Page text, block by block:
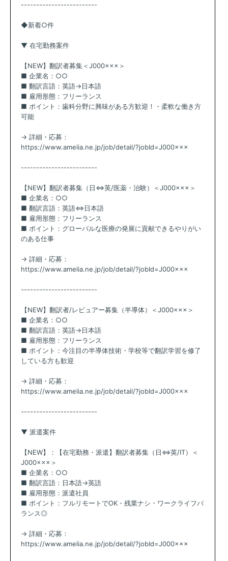
-------------------------
◆新着○件
▼ 在宅勤務案件
【NEW】翻訳者募集＜J000×××＞
■ 企業名：○○
■ 翻訳言語：英語→日本語
■ 雇用形態：フリーランス
■ ポイント：歯科分野に興味がある方歓迎！・柔軟な働き方
可能
→ 詳細・応募：
https://www.amelia.ne.jp/job/detail/?jobId=J000×××
-------------------------
【NEW】翻訳者募集（日⇔英/医薬・治験）＜J000×××＞
■ 企業名：○○
■ 翻訳言語：英語⇔日本語
■ 雇用形態：フリーランス
■ ポイント：グローバルな医療の発展に貢献できるやりがい
のある仕事
→ 詳細・応募：
https://www.amelia.ne.jp/job/detail/?jobId=J000×××
-------------------------
【NEW】翻訳者/レビュアー募集（半導体）＜J000×××＞
■ 企業名：○○
■ 翻訳言語：英語→日本語
■ 雇用形態：フリーランス
■ ポイント：今注目の半導体技術・学校等で翻訳学習を修了
している方も歓迎
→ 詳細・応募：
https://www.amelia.ne.jp/job/detail/?jobId=J000×××
-------------------------
▼ 派遣案件
【NEW】：【在宅勤務・派遣】翻訳者募集（日⇔英/IT）＜
J000×××＞
■ 企業名：○○
■ 翻訳言語：日本語→英語
■ 雇用形態：派遣社員
■ ポイント：フルリモートでOK・残業ナシ・ワークライフバ
ランス◎
→ 詳細・応募：
https://www.amelia.ne.jp/job/detail/?jobId=J000×××